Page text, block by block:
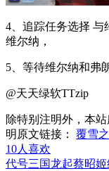
4、追踪任务选择 与
维尔纳，
5、等待维尔纳和弗
@天天绿软TTzip
除特别注明外，本
明原文链接： 覆雪
10人喜欢
代号三国龙起蔡昭